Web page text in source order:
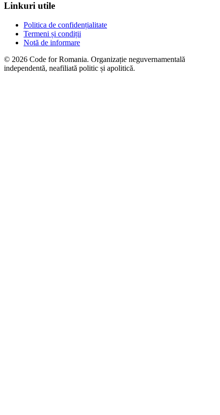
Linkuri utile
Politica de confidențialitate
Termeni și condiții
Notă de informare
© 2026 Code for Romania. Organizație neguvernamentală
independentă, neafiliată politic și apolitică.